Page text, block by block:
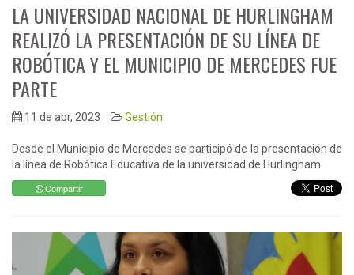
LA UNIVERSIDAD NACIONAL DE HURLINGHAM
REALIZÓ LA PRESENTACIÓN DE SU LÍNEA DE
ROBÓTICA Y EL MUNICIPIO DE MERCEDES FUE
PARTE
11 de abr, 2023 Gestión
Desde el Municipio de Mercedes se participó de la presentación de
la línea de Robótica Educativa de la universidad de Hurlingham.
Compartir